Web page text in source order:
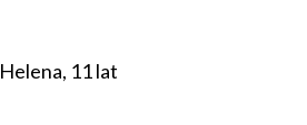
Helena, 11 lat